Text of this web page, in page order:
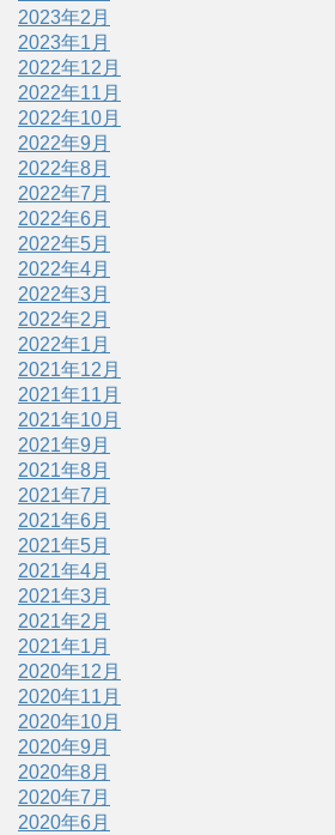
2023年2月
2023年1月
2022年12月
2022年11月
2022年10月
2022年9月
2022年8月
2022年7月
2022年6月
2022年5月
2022年4月
2022年3月
2022年2月
2022年1月
2021年12月
2021年11月
2021年10月
2021年9月
2021年8月
2021年7月
2021年6月
2021年5月
2021年4月
2021年3月
2021年2月
2021年1月
2020年12月
2020年11月
2020年10月
2020年9月
2020年8月
2020年7月
2020年6月